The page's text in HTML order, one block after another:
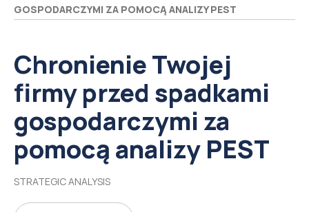
GOSPODARCZYMI ZA POMOCĄ ANALIZY PEST
Chronienie Twojej
firmy przed spadkami
gospodarczymi za
pomocą analizy PEST
STRATEGIC ANALYSIS